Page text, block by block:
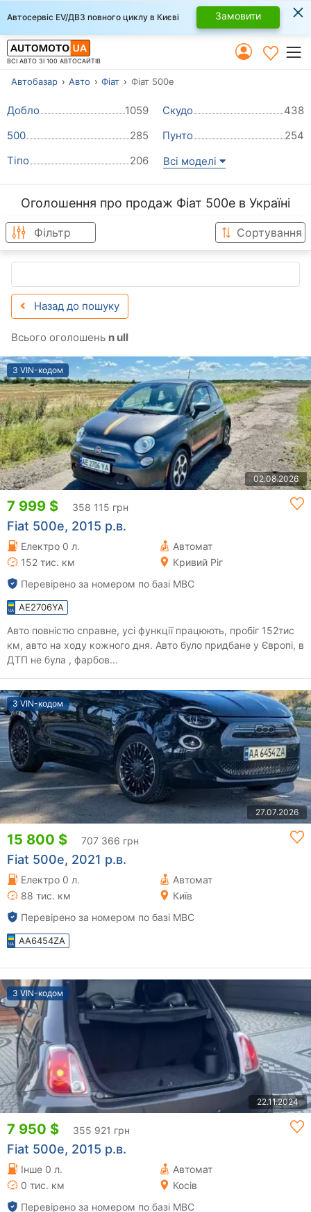
Автосервіс EV/ДВЗ повного циклу в Києві Замовити ×
ВСІ АВТО ЗІ 100 АВТОСАЙТІВ
Автобазар Авто Фіат Фіат 500e
Добло 1059 Скудо
438
500
285 Пунто
254
Тіпо
206 Всі моделі
Оголошення про продаж Фіат 500e в Україні
Фільтр Сортування
Назад до пошуку
Всього оголошень n ull
З VIN-кодом
02.08.2026
7 999 $ 358 115 грн
Fiat 500e, 2015 р.в.
Електро 0 л.
Автомат
152 тис. км
Кривий Ріг
Перевірено за номером по базі МВС
AE2706YA
Авто повністю справне, усі функції працюють, пробіг 152тис
км, авто на ходу кожного дня. Авто було придбане у Європі, в
ДТП не була , фарбов...
З VIN-кодом
27.07.2026
15 800 $ 707 366 грн
Fiat 500e, 2021 р.в.
Електро 0 л.
Автомат
88 тис. км
Київ
Перевірено за номером по базі МВС
AA6454ZA
З VIN-кодом
22.11.2024
7 950 $ 355 921 грн
Fiat 500e, 2015 р.в.
Інше 0 л.
Автомат
0 тис. км
Косів
Перевірено за номером по базі МВС